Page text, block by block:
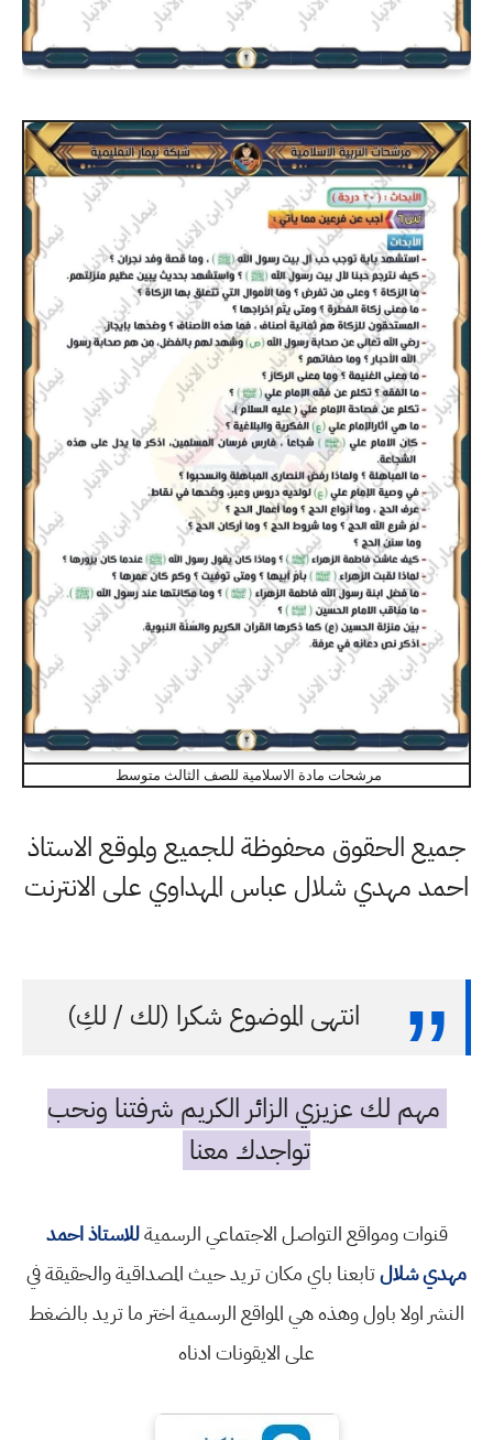
مرشحات مادة الاسلامية للصف الثالث متوسط
جميع الحقوق محفوظة للجميع ولموقع الاستاذ
احمد مهدي شلال عباس المهداوي على الانترنت
انتهى الموضوع شكرا (لك / لكِ)
مهم لك عزيزي الزائر الكريم شرفتنا ونحب
تواجدك معنا
قنوات ومواقع التواصل الاجتماعي الرسميةللاستاذ احمد
مهدي شلالتابعنا باي مكان تريد حيث المصداقية والحقيقة في
النشر اولا باول وهذه هي المواقع الرسمية اختر ما تريد بالضغط
على الايقونات ادناه